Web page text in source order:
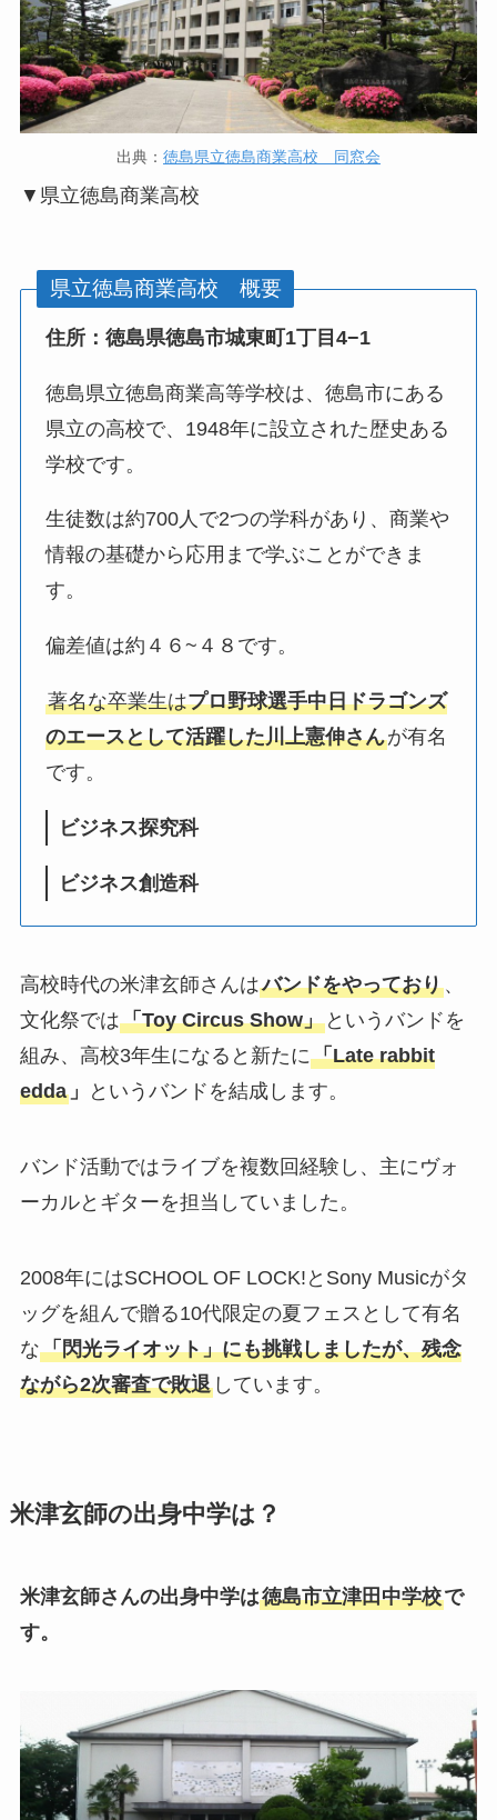
出典： 徳島県立徳島商業高校 同窓会
▼県立徳島商業高校
県立徳島商業高校 概要
住所：徳島県徳島市城東町1丁目4−1
徳島県立徳島商業高等学校は、徳島市にある
県立の高校で、1948年に設立された歴史ある
学校です。
生徒数は約700人で2つの学科があり、商業や
情報の基礎から応用まで学ぶことができま
す。
偏差値は約４６~４８です。
著名な卒業生はプロ野球選手中日ドラゴンズ
のエースとして活躍した川上憲伸さんが有名
です。
ビジネス探究科
ビジネス創造科
高校時代の米津玄師さんはバンドをやっており、
文化祭では「Toy Circus Show」というバンドを
組み、高校3年生になると新たに「Late rabbit
edda」 というバンドを結成します。
バンド活動ではライブを複数回経験し、主にヴォ
ーカルとギターを担当していました。
2008年にはSCHOOL OF LOCK!とSony Musicがタ
ッグを組んで贈る10代限定の夏フェスとして有名
な「閃光ライオット」にも挑戦しましたが、残念
ながら2次審査で敗退しています。
米津玄師の出身中学は？
米津玄師さんの出身中学は徳島市立津田中学校で
す。